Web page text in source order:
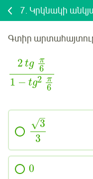
7. Կրկնակի
Գտիր
2 tg π
6
1 − tg2 π
6
3
–
√
3
0